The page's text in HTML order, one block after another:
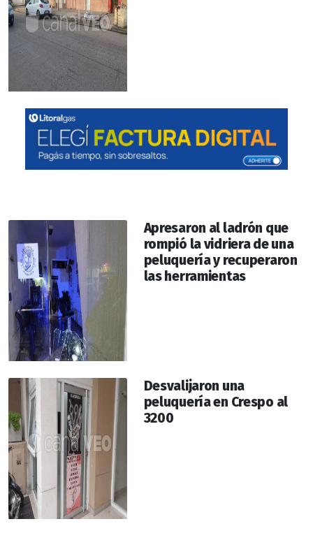
Apresaron al ladrón que
rompió la vidriera de una
peluquería y recuperaron
las herramientas
Desvalijaron una
peluquería en Crespo al
3200